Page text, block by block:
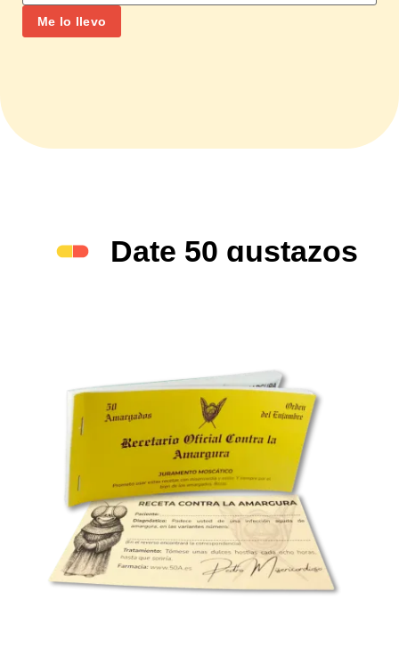
Me lo llevo
Date 50 gustazos